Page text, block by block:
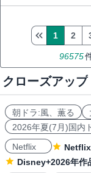
96575
1 2
クローズアップ
朝ドラ:風、薫る
2026年夏(7月)国内
Netflix
Disney+2026年作